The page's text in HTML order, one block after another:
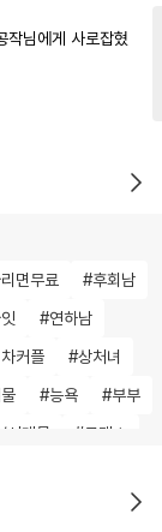
작님에게 사로잡혔
면무료 #후회남
#연하남
커플 #상처녀
#능욕 #부부
시대물 #로맨스